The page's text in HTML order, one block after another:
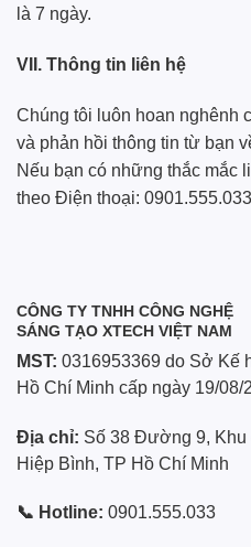
là 7 ngày.
VII. Thông tin liên hệ
Chúng tôi luôn hoan nghênh
và phản hồi thông tin từ bạn
Nếu bạn có những thắc mắc
theo Điện thoại:
CÔNG TY TNHH CÔNG NGHỆ
SÁNG TẠO XTECH VIỆT NAM
MST: 0316953369 do Sở Kế
Hồ Chí Minh cấp ngày 19/08/
Địa chỉ: Số 38 Đường 9,
Hiệp Bình, TP Hồ Chí Minh
📞 Hotline: 0901.555.033